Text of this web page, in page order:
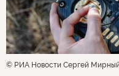
© РИА Новости Сергей